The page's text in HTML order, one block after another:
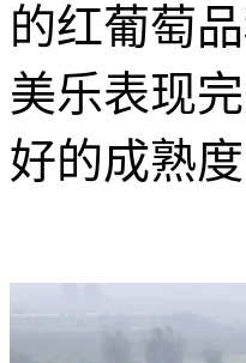
的红葡萄
美乐表现
好的成熟